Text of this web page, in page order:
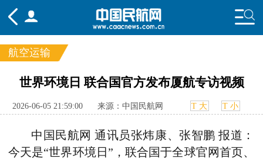
频道
国内 国际
行业
航空运输
世界环境日 联合国官方发布厦航专访视频
2026-06-05 21:59:00 来源：中国民航网 T 大 T 小
中国民航网 通讯员张炜康、张智鹏 报道：
今天是“世界环境日”，联合国于全球官网首页、